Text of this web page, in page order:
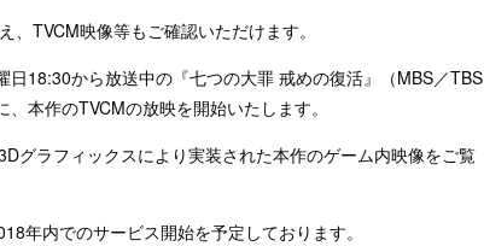
TVCM映像等もご確認いただけます。
日18:30から放送中の『七つの大罪 戒めの復活』（MBS／TBS
本作のTVCMの放映を開始いたします。
グラフィックスにより実装された本作のゲーム内映像をご覧
年内でのサービス開始を予定しております。